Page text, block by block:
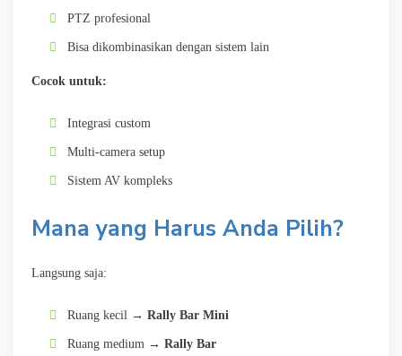
PTZ profesional
Bisa dikombinasikan dengan sistem lain
Cocok untuk:
Integrasi custom
Multi-camera setup
Sistem AV kompleks
Mana yang Harus Anda Pilih?
Langsung saja:
Ruang kecil → Rally Bar Mini
Ruang medium → Rally Bar